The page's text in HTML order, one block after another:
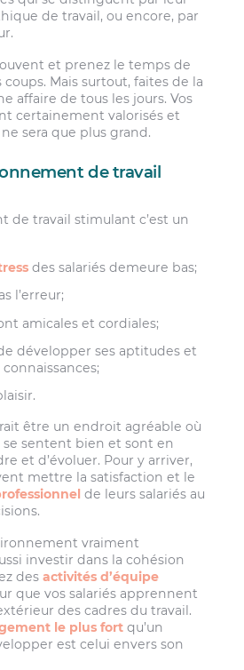
de travail, ou encore, par
et prenez le temps de
Mais surtout, faites de la
affaire de tous les jours. Vos
certainement valorisés et
sera que plus grand.
de travail
de travail stimulant c’est un
des salariés demeure bas;
l’erreur;
amicales et cordiales;
développer ses aptitudes et
être un endroit agréable où
se sentent bien et sont en
et d’évoluer. Pour y arriver,
mettre la satisfaction et le
de leurs salariés au
vraiment
investir dans la cohésion
desactivités d’équipe
que vos salariés apprennent
des cadres du travail.
le plus fort qu’un
est celui envers son